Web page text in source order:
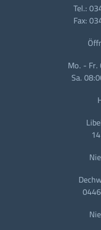
Tel.:
Fax:
Mo. -
Sa.